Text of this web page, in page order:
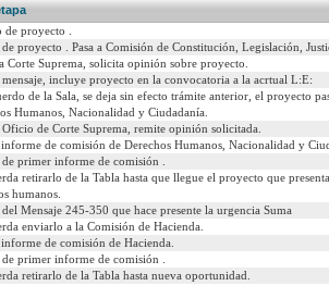
beneficios a los condenados o
de Noviembre, 2002
ley
terminada
de proyecto .
de proyecto . Pasa a Comisión de Constitución, Legislación,
Corte Suprema, solicita opinión sobre proyecto.
mensaje, incluye proyecto en la convocatoria a la acrtual L:E:
de la Sala, se deja sin efecto trámite anterior, el proyecto
Humanos, Nacionalidad y Ciudadanía.
Oficio de Corte Suprema, remite opinión solicitada.
de comisión de Derechos Humanos, Nacionalidad y
de primer informe de comisión .
retirarlo de la Tabla hasta que llegue el proyecto que
humanos.
del Mensaje 245-350 que hace presente la urgencia Suma
enviarlo a la Comisión de Hacienda.
de comisión de Hacienda.
de primer informe de comisión .
retirarlo de la Tabla hasta nueva oportunidad.